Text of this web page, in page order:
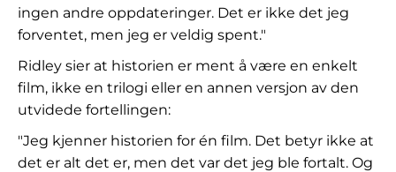
ingen andre oppdateringer. Det er ikke det jeg
forventet, men jeg er veldig spent."
Ridley sier at historien er ment å være en enkelt
film, ikke en trilogi eller en annen versjon av den
utvidede fortellingen:
"Jeg kjenner historien for én film. Det betyr ikke at
det er alt det er, men det var det jeg ble fortalt. Og